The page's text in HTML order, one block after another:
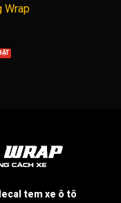
tem xe ô tô